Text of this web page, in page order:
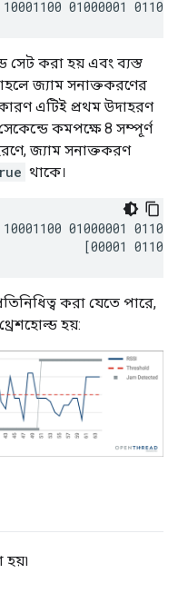
সেট করা হয় এবং ব্যস্ত
জ্যাম সনাক্তকরণের
এটিই প্রথম উদাহরণ
কমপক্ষে 8 সম্পূর্ণ
জ্যাম সনাক্তকরণ
থাকে।
01000001
করা যেতে পারে,
হয়:
হয়৷